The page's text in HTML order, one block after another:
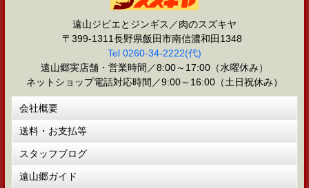
遠山ジビエとジンギス／肉のスズキヤ
〒399-1311長野県飯田市南信濃和田1348
Tel 0260-34-2222(代)
遠山郷実店舗・営業時間／8:00～17:00（水曜休み）
ネットショップ電話対応時間／9:00～16:00（土日祝休み）
会社概要
送料・お支払等
スタッフブログ
遠山郷ガイド